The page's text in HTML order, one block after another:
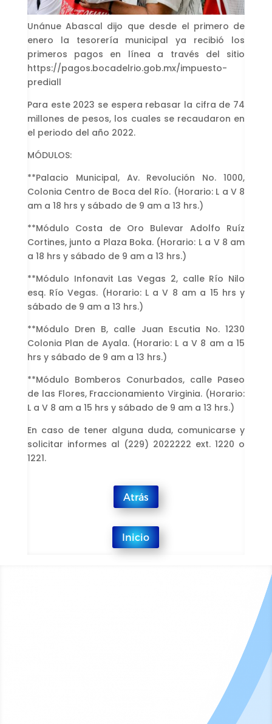
Unánue Abascal dijo que desde el primero de
enero la tesorería municipal ya recibió los
primeros pagos en línea a través del sitio
https://pagos.bocadelrio.gob.mx/impuesto-
prediall
Para este 2023 se espera rebasar la cifra de 74
millones de pesos, los cuales se recaudaron en
el periodo del año 2022.
MÓDULOS:
**Palacio Municipal, Av. Revolución No. 1000,
Colonia Centro de Boca del Río. (Horario: L a V 8
am a 18 hrs y sábado de 9 am a 13 hrs.)
**Módulo Costa de Oro Bulevar Adolfo Ruíz
Cortines, junto a Plaza Boka. (Horario: L a V 8 am
a 18 hrs y sábado de 9 am a 13 hrs.)
**Módulo Infonavit Las Vegas 2, calle Río Nilo
esq. Río Vegas. (Horario: L a V 8 am a 15 hrs y
sábado de 9 am a 13 hrs.)
**Módulo Dren B, calle Juan Escutia No. 1230
Colonia Plan de Ayala. (Horario: L a V 8 am a 15
hrs y sábado de 9 am a 13 hrs.)
**Módulo Bomberos Conurbados, calle Paseo
de las Flores, Fraccionamiento Virginia. (Horario:
L a V 8 am a 15 hrs y sábado de 9 am a 13 hrs.)
En caso de tener alguna duda, comunicarse y
solicitar informes al (229) 2022222 ext. 1220 o
1221.
Atrás
Inicio